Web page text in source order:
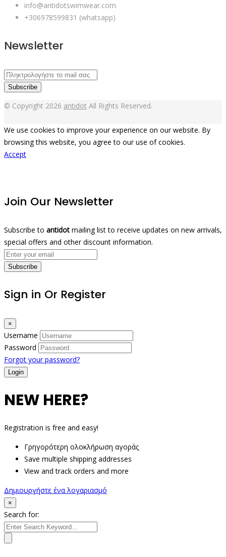
info@antidotswimwear.com
+306978599831 (whatsapp)
Newsletter
Subscribe
© Copyright 2026 antidot All Rights Reserved.
We use cookies to improve your experience on our website. By
browsing this website, you agree to our use of cookies.
Accept
Join Our Newsletter
Subscribe to antidot mailing list to receive updates on new arrivals,
special offers and other discount information.
Subscribe
Sign in Or Register
×
Username
Password
Forgot your password?
NEW HERE?
Registration is free and easy!
Γρηγορότερη ολοκλήρωση αγοράς
Save multiple shipping addresses
View and track orders and more
Δημιουργήστε ένα λογαριασμό
×
Search for: